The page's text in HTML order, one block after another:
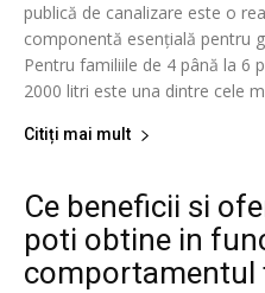
publică de canalizare este o
componentă esențială pentru
Pentru familiile de 4 până la 6
2000 litri este una dintre cele
Citiți mai mult
Ce beneficii si
poti obtine in
comportamentul